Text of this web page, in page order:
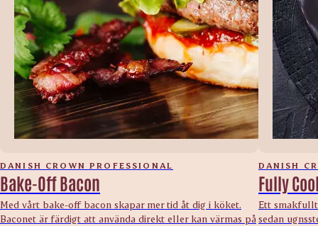
DANISH CROWN PROFESSIONAL
Bake-Off Bacon
Med vårt bake-off bacon skapar mer tid åt dig i köket.
Baconet är färdigt att använda direkt eller kan värmas på
DANISH
Fully
Ett
sedan